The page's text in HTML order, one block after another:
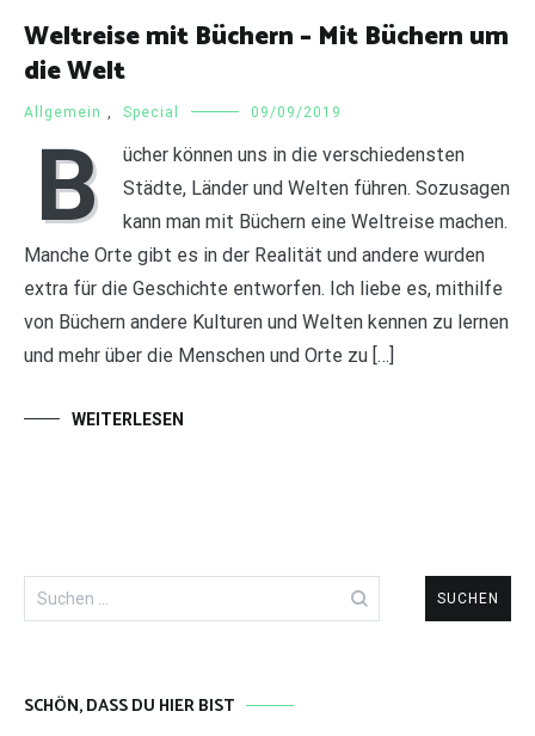
Weltreise mit Büchern – Mit Büchern um
die Welt
Allgemein , Special 09/09/2019
B
ücher können uns in die verschiedensten
Städte, Länder und Welten führen. Sozusagen
kann man mit Büchern eine Weltreise machen.
Manche Orte gibt es in der Realität und andere wurden
extra für die Geschichte entworfen. Ich liebe es, mithilfe
von Büchern andere Kulturen und Welten kennen zu lernen
und mehr über die Menschen und Orte zu […]
WEITERLESEN
Suchen
nach:
SCHÖN, DASS DU HIER BIST